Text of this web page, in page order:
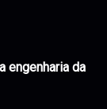
engenharia da